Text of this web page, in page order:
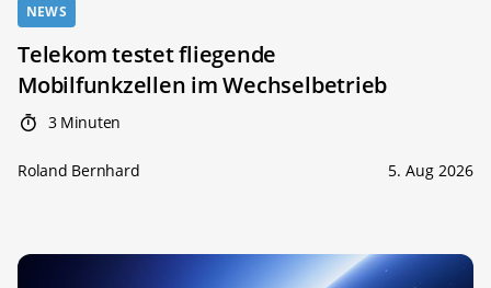
NEWS
Telekom testet fliegende
Mobilfunkzellen im Wechselbetrieb
3 Minuten
Roland Bernhard 5. Aug 2026